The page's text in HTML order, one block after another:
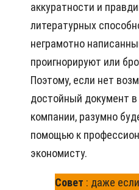
аккуратности и
литературных
неграмотно
проигнорируют или
Поэтому, если нет
достойный документ
компании, разумно
помощью к
экономисту.
Совет : даже